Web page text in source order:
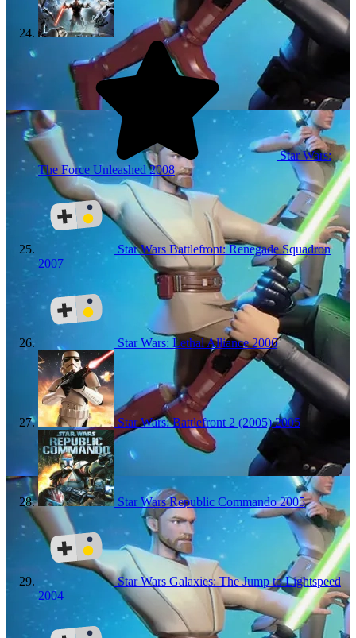
Star Wars:
The Force Unleashed2008
Star Wars Battlefront: Renegade Squadron
2007
Star Wars: Lethal Alliance2006
Star Wars: Battlefront 2 (2005)2005
Star Wars Republic Commando2005
Star Wars Galaxies: The Jump to Lightspeed
2004